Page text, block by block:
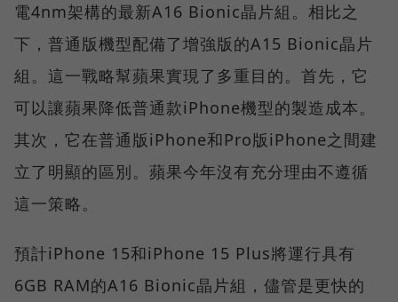
電4nm架構的最新A16 Bionic晶片組。相比之
下，普通版機型配備了增強版的A15 Bionic晶片
組。這一戰略幫蘋果實現了多重目的。首先，它
可以讓蘋果降低普通款iPhone機型的製造成本。
其次，它在普通版iPhone和Pro版iPhone之間建
立了明顯的區別。蘋果今年沒有充分理由不遵循
這一策略。
預計iPhone 15和iPhone 15 Plus將運行具有
6GB RAM的A16 Bionic晶片組，儘管是更快的